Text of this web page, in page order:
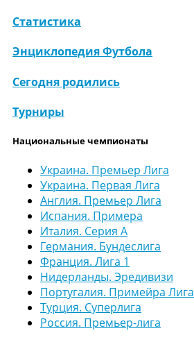
Статистика
Энциклопедия Футбола
Сегодня родились
Турниры
Национальные чемпионаты
Украина. Премьер Лига
Украина. Первая Лига
Англия. Премьер Лига
Испания. Примера
Италия. Серия А
Германия. Бундеслига
Франция. Лига 1
Нидерланды. Эредивизи
Португалия. Примейра Лига
Турция. Суперлига
Россия. Премьер-лига